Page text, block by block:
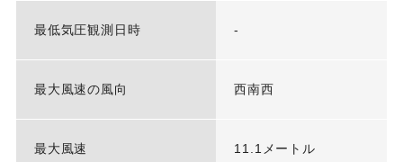
最低気圧観測日時 -
最大風速の風向 西南西
最大風速 11.1メートル